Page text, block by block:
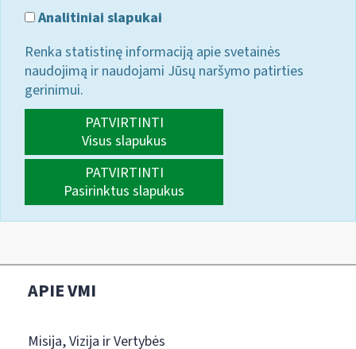
Analitiniai slapukai
Renka statistinę informaciją apie svetainės
naudojimą ir naudojami Jūsų naršymo patirties
gerinimui.
PATVIRTINTI
Visus slapukus
PATVIRTINTI
Pasirinktus slapukus
APIE VMI
Misija, Vizija ir Vertybės